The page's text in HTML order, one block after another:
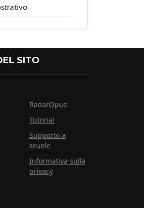
SITO
RadarOpus
Tutorial
Supporto a
scuole
Informativa sulla
privacy